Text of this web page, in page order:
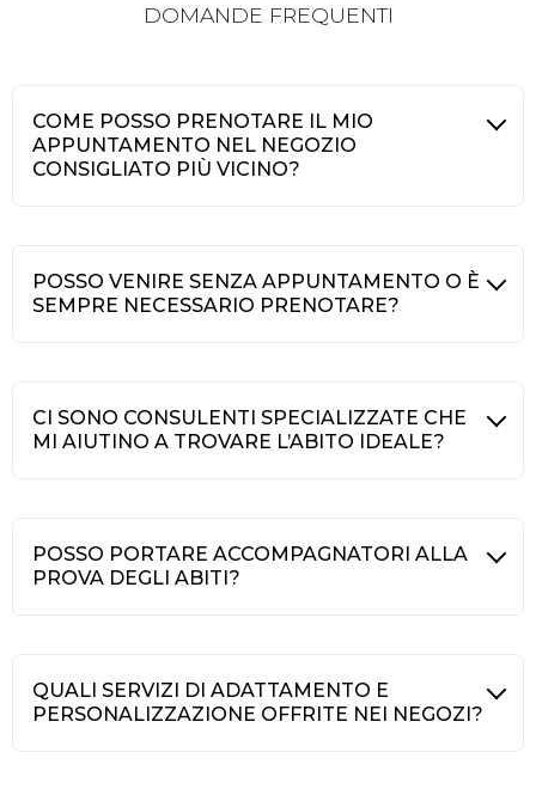
DOMANDE FREQUENTI
COME POSSO PRENOTARE IL MIO
APPUNTAMENTO NEL NEGOZIO
CONSIGLIATO PIÙ VICINO?
POSSO VENIRE SENZA APPUNTAMENTO O È
SEMPRE NECESSARIO PRENOTARE?
CI SONO CONSULENTI SPECIALIZZATE CHE
MI AIUTINO A TROVARE L’ABITO IDEALE?
POSSO PORTARE ACCOMPAGNATORI ALLA
PROVA DEGLI ABITI?
QUALI SERVIZI DI ADATTAMENTO E
PERSONALIZZAZIONE OFFRITE NEI NEGOZI?